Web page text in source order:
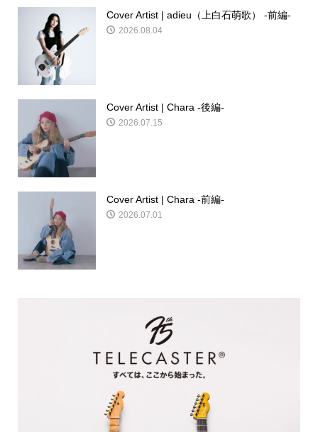
Cover Artist | adieu（上白石萌歌） -前編-
2026.08.04
Cover Artist | Chara -後編-
2026.07.15
Cover Artist | Chara -前編-
2026.07.01